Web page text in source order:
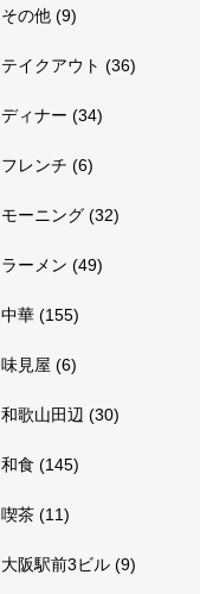
その他 (9)
テイクアウト (36)
ディナー (34)
フレンチ (6)
モーニング (32)
ラーメン (49)
中華 (155)
味見屋 (6)
和歌山田辺 (30)
和食 (145)
喫茶 (11)
大阪駅前3ビル (9)